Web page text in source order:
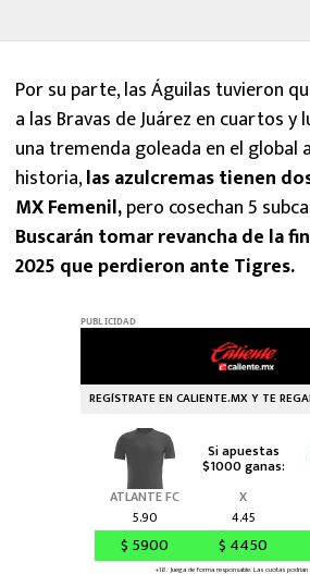
Por su parte, las Águilas tuvieron
a las Bravas de Juárez en cuartos y
una tremenda goleada en el global
historia,las azulcremas tienen
MX Femenil,pero cosechan 5
Buscarán tomar revancha de la
2025 que perdieron ante Tigres.